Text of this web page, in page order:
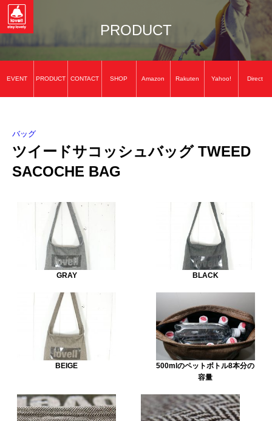
PRODUCT
バッグ
ツイードサコッシュバッグ TWEED
SACOCHE BAG
GRAY BLACK
BEIGE
500mlのペットボトル8本分の
容量
EVENT PRODUCT CONTACT SHOP Amazon Rakuten Yahoo! Direct